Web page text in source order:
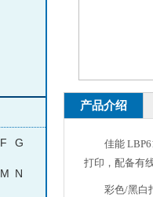
F G
M N
产品介绍
佳能
打印，配备有
彩色/黑白打